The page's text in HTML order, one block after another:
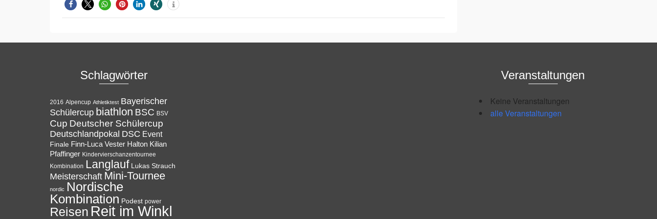
Schlagwörter
2016 Alpencup Athletiktest Bayerischer
Schülercup biathlon BSC BSV
Cup Deutscher Schülercup
Deutschlandpokal DSC Event
Finale Finn-Luca Vester Halton Kilian
Pfaffinger Kindervierschanzentournee
Kombination Langlauf Lukas Strauch
Meisterschaft Mini-Tournee
nordic Nordische
Kombination Podest power
Reisen Reit im Winkl
Veranstaltungen
Keine Veranstaltungen
alle Veranstaltungen